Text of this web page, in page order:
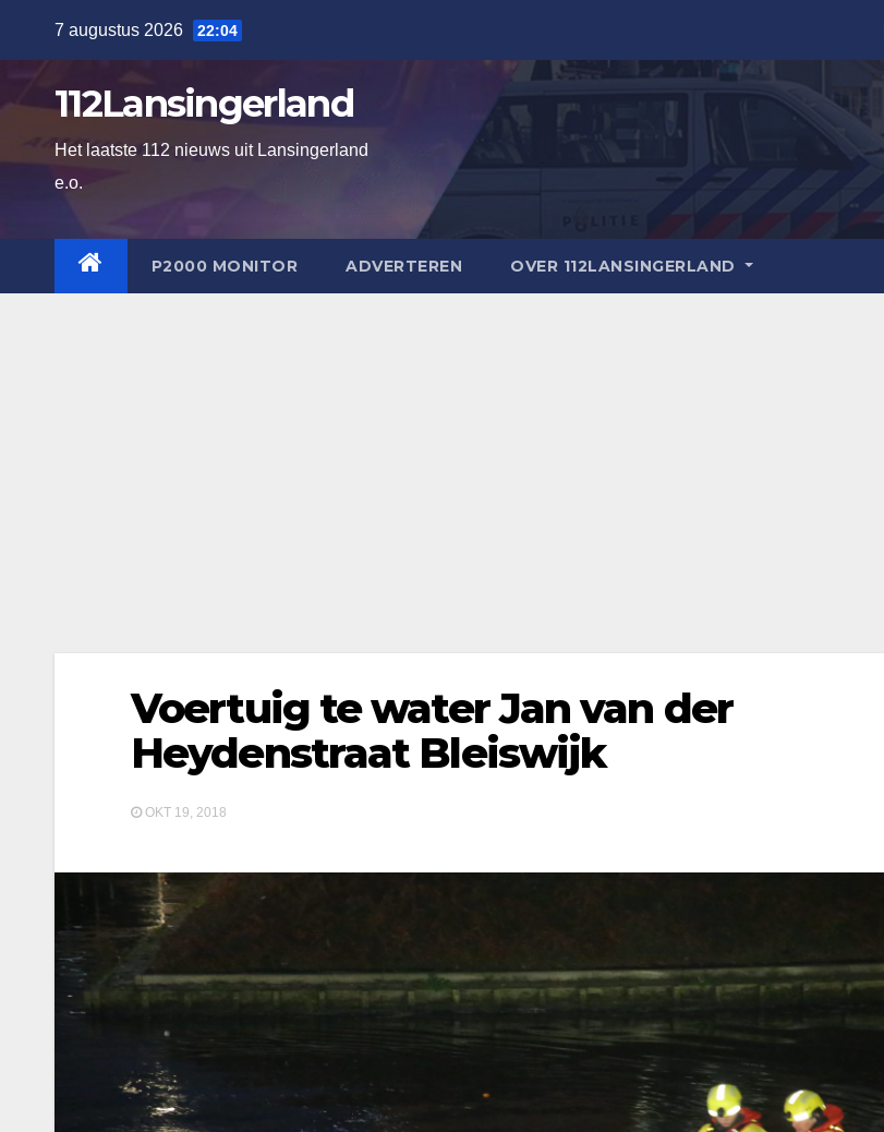
inhoud
7 augustus 2026 22:04
112Lansingerland
Het laatste 112 nieuws uit Lansingerland
e.o.
P2000 MONITOR ADVERTEREN OVER 112LANSINGERLAND
Voertuig te water Jan van der
Heydenstraat Bleiswijk
OKT 19, 2018